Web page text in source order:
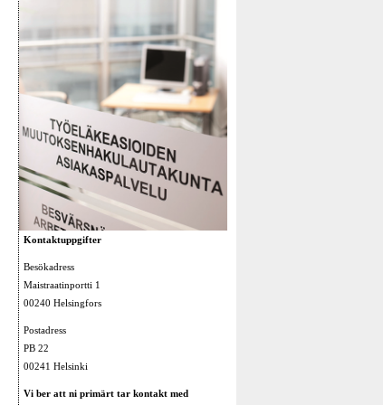
Kontaktuppgifter
Besökadress
Maistraatinportti 1
00240 Helsingfors
Postadress
PB 22
00241 Helsinki
Vi ber att ni primärt tar kontakt med